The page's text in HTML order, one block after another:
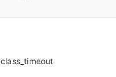
class_timeout